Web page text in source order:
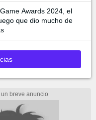
Awards 2024, el
que dio mucho de